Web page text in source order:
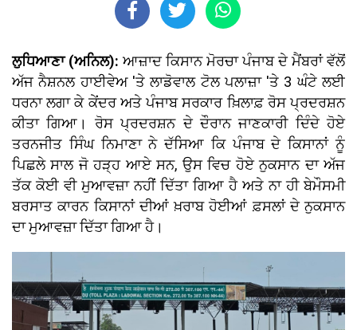
ਲੁਧਿਆਣਾ (ਅਨਿਲ): ਆਜ਼ਾਦ ਕਿਸਾਨ ਮੋਰਚਾ ਪੰਜਾਬ ਦੇ ਮੈਂਬਰਾਂ ਵੱਲੋਂ
ਅੱਜ ਨੈਸ਼ਨਲ ਹਾਈਵੇਅ 'ਤੇ ਲਾਡੋਵਾਲ ਟੋਲ ਪਲਾਜ਼ਾ 'ਤੇ 3 ਘੰਟੇ ਲਈ
ਧਰਨਾ ਲਗਾ ਕੇ ਕੇਂਦਰ ਅਤੇ ਪੰਜਾਬ ਸਰਕਾਰ ਖ਼ਿਲਾਫ਼ ਰੋਸ ਪ੍ਰਦਰਸ਼ਨ
ਕੀਤਾ ਗਿਆ। ਰੋਸ ਪ੍ਰਦਰਸ਼ਨ ਦੇ ਦੌਰਾਨ ਜਾਣਕਾਰੀ ਦਿੰਦੇ ਹੋਏ
ਤਰਨਜੀਤ ਸਿੰਘ ਨਿਮਾਣਾ ਨੇ ਦੱਸਿਆ ਕਿ ਪੰਜਾਬ ਦੇ ਕਿਸਾਨਾਂ ਨੂੰ
ਪਿਛਲੇ ਸਾਲ ਜੋ ਹੜ੍ਹ ਆਏ ਸਨ, ਉਸ ਵਿਚ ਹੋਏ ਨੁਕਸਾਨ ਦਾ ਅੱਜ
ਤੱਕ ਕੋਈ ਵੀ ਮੁਆਵਜ਼ਾ ਨਹੀਂ ਦਿੱਤਾ ਗਿਆ ਹੈ ਅਤੇ ਨਾ ਹੀ ਬੇਮੌਸਮੀ
ਬਰਸਾਤ ਕਾਰਨ ਕਿਸਾਨਾਂ ਦੀਆਂ ਖ਼ਰਾਬ ਹੋਈਆਂ ਫ਼ਸਲਾਂ ਦੇ ਨੁਕਸਾਨ
ਦਾ ਮੁਆਵਜ਼ਾ ਦਿੱਤਾ ਗਿਆ ਹੈ।